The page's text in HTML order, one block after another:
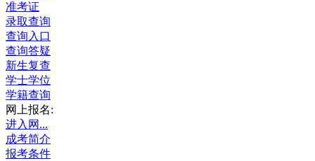
准考证
录取查询
查询入口
查询答疑
新生复查
学士学位
学籍查询
网上报名:
进入网...
成考简介
报考条件